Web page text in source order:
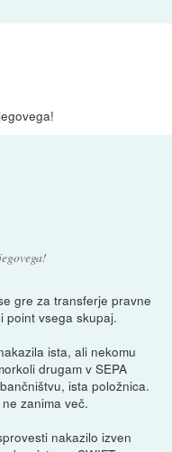
gre za transferje pravne
point vsega skupaj.
ista, ali nekomu
drugam v SEPA
ista položnica.
zanima več.
nakazilo izven